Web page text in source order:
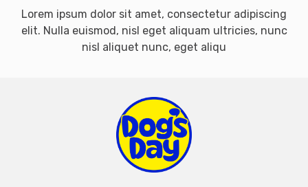
Lorem ipsum dolor sit amet, consectetur adipiscing
elit. Nulla euismod, nisl eget aliquam ultricies, nunc
nisl aliquet nunc, eget aliqu